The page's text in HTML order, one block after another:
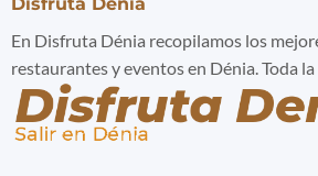
En Disfruta Dénia recopilamos los
restaurantes y eventos en Dénia. Toda